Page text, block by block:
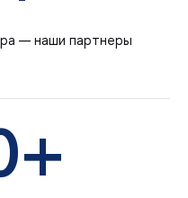
— наши партнеры